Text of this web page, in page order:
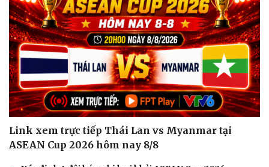
Link xem trực tiếp Thái Lan vs Myanmar tại
ASEAN Cup 2026 hôm nay 8/8